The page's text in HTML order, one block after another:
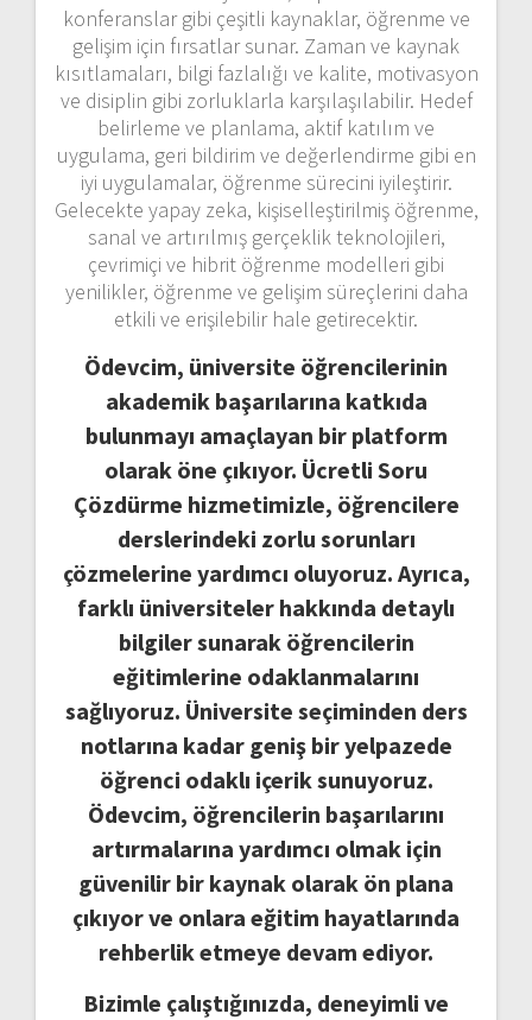
konferanslar gibi çeşitli kaynaklar, öğrenme ve
gelişim için fırsatlar sunar. Zaman ve kaynak
kısıtlamaları, bilgi fazlalığı ve kalite, motivasyon
ve disiplin gibi zorluklarla karşılaşılabilir. Hedef
belirleme ve planlama, aktif katılım ve
uygulama, geri bildirim ve değerlendirme gibi en
iyi uygulamalar, öğrenme sürecini iyileştirir.
Gelecekte yapay zeka, kişiselleştirilmiş öğrenme,
sanal ve artırılmış gerçeklik teknolojileri,
çevrimiçi ve hibrit öğrenme modelleri gibi
yenilikler, öğrenme ve gelişim süreçlerini daha
etkili ve erişilebilir hale getirecektir.
Ödevcim, üniversite öğrencilerinin
akademik başarılarına katkıda
bulunmayı amaçlayan bir platform
olarak öne çıkıyor. Ücretli Soru
Çözdürme hizmetimizle, öğrencilere
derslerindeki zorlu sorunları
çözmelerine yardımcı oluyoruz. Ayrıca,
farklı üniversiteler hakkında detaylı
bilgiler sunarak öğrencilerin
eğitimlerine odaklanmalarını
sağlıyoruz. Üniversite seçiminden ders
notlarına kadar geniş bir yelpazede
öğrenci odaklı içerik sunuyoruz.
Ödevcim, öğrencilerin başarılarını
artırmalarına yardımcı olmak için
güvenilir bir kaynak olarak ön plana
çıkıyor ve onlara eğitim hayatlarında
rehberlik etmeye devam ediyor.
Bizimle çalıştığınızda, deneyimli ve